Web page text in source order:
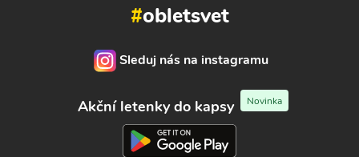
#obletsvet
Sleduj nás na instagramu
Akční letenky do kapsy Novinka